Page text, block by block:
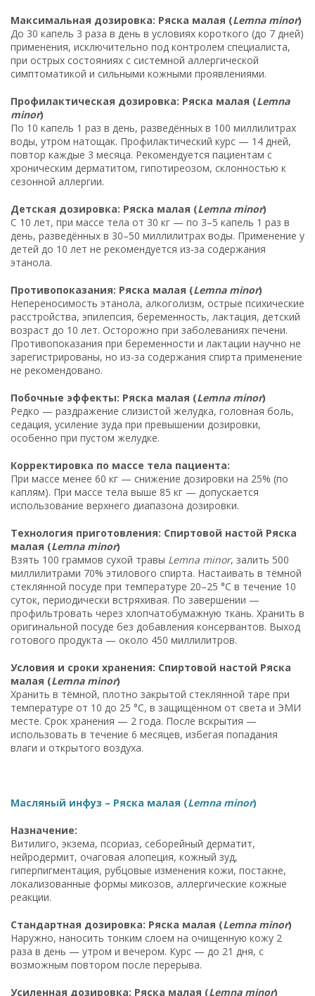
Максимальная дозировка: Ряска малая (Lemna minor)
До 30 капель 3 раза в день в условиях короткого (до 7 дней)
применения, исключительно под контролем специалиста,
при острых состояниях с системной аллергической
симптоматикой и сильными кожными проявлениями.
Профилактическая дозировка: Ряска малая (Lemna
minor)
По 10 капель 1 раз в день, разведённых в 100 миллилитрах
воды, утром натощак. Профилактический курс — 14 дней,
повтор каждые 3 месяца. Рекомендуется пациентам с
хроническим дерматитом, гипотиреозом, склонностью к
сезонной аллергии.
Детская дозировка: Ряска малая (Lemna minor)
С 10 лет, при массе тела от 30 кг — по 3–5 капель 1 раз в
день, разведённых в 30–50 миллилитрах воды. Применение у
детей до 10 лет не рекомендуется из-за содержания
этанола.
Противопоказания: Ряска малая (Lemna minor)
Непереносимость этанола, алкоголизм, острые психические
расстройства, эпилепсия, беременность, лактация, детский
возраст до 10 лет. Осторожно при заболеваниях печени.
Противопоказания при беременности и лактации научно не
зарегистрированы, но из-за содержания спирта применение
не рекомендовано.
Побочные эффекты: Ряска малая (Lemna minor)
Редко — раздражение слизистой желудка, головная боль,
седация, усиление зуда при превышении дозировки,
особенно при пустом желудке.
Корректировка по массе тела пациента:
При массе менее 60 кг — снижение дозировки на 25% (по
каплям). При массе тела выше 85 кг — допускается
использование верхнего диапазона дозировки.
Технология приготовления: Спиртовой настой Ряска
малая (Lemna minor)
Взять 100 граммов сухой травы Lemna minor, залить 500
миллилитрами 70% этилового спирта. Настаивать в тёмной
стеклянной посуде при температуре 20–25 °C в течение 10
суток, периодически встряхивая. По завершении —
профильтровать через хлопчатобумажную ткань. Хранить в
оригинальной посуде без добавления консервантов. Выход
готового продукта — около 450 миллилитров.
Условия и сроки хранения: Спиртовой настой Ряска
малая (Lemna minor)
Хранить в тёмной, плотно закрытой стеклянной таре при
температуре от 10 до 25 °C, в защищённом от света и ЭМИ
месте. Срок хранения — 2 года. После вскрытия —
использовать в течение 6 месяцев, избегая попадания
влаги и открытого воздуха.
Масляный инфуз – Ряска малая (Lemna minor)
Назначение:
Витилиго, экзема, псориаз, себорейный дерматит,
нейродермит, очаговая алопеция, кожный зуд,
гиперпигментация, рубцовые изменения кожи, постакне,
локализованные формы микозов, аллергические кожные
реакции.
Стандартная дозировка: Ряска малая (Lemna minor)
Наружно, наносить тонким слоем на очищенную кожу 2
раза в день — утром и вечером. Курс — до 21 дня, с
возможным повтором после перерыва.
Усиленная дозировка: Ряска малая (Lemna minor)